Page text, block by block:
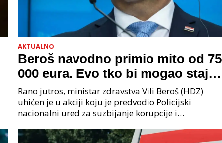
AKTUALNO
Beroš navodno primio mito od 75
000 eura. Evo tko bi mogao stajati
na čelu zločinačkog udruženja
Rano jutros, ministar zdravstva Vili Beroš (HDZ)
uhićen je u akciji koju je predvodio Policijski
nacionalni ured za suzbijanje korupcije i
priopćenju USKOK